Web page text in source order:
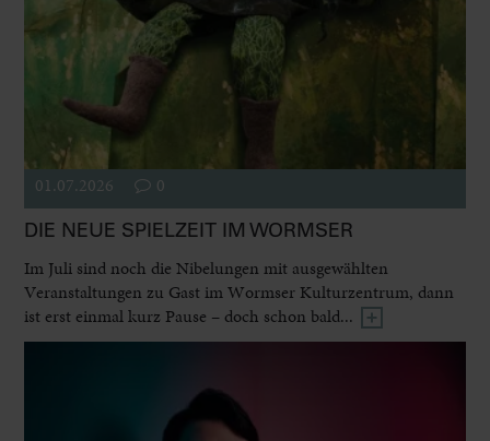
01.07.2026 0
DIE NEUE SPIELZEIT IM WORMSER
Im Juli sind noch die Nibelungen mit ausgewählten
Veranstaltungen zu Gast im Wormser Kulturzentrum, dann
ist erst einmal kurz Pause – doch schon bald...